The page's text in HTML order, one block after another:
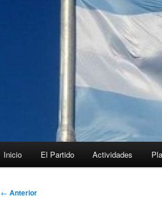
Inicio El Partido Actividades
Navegación
← Anterior